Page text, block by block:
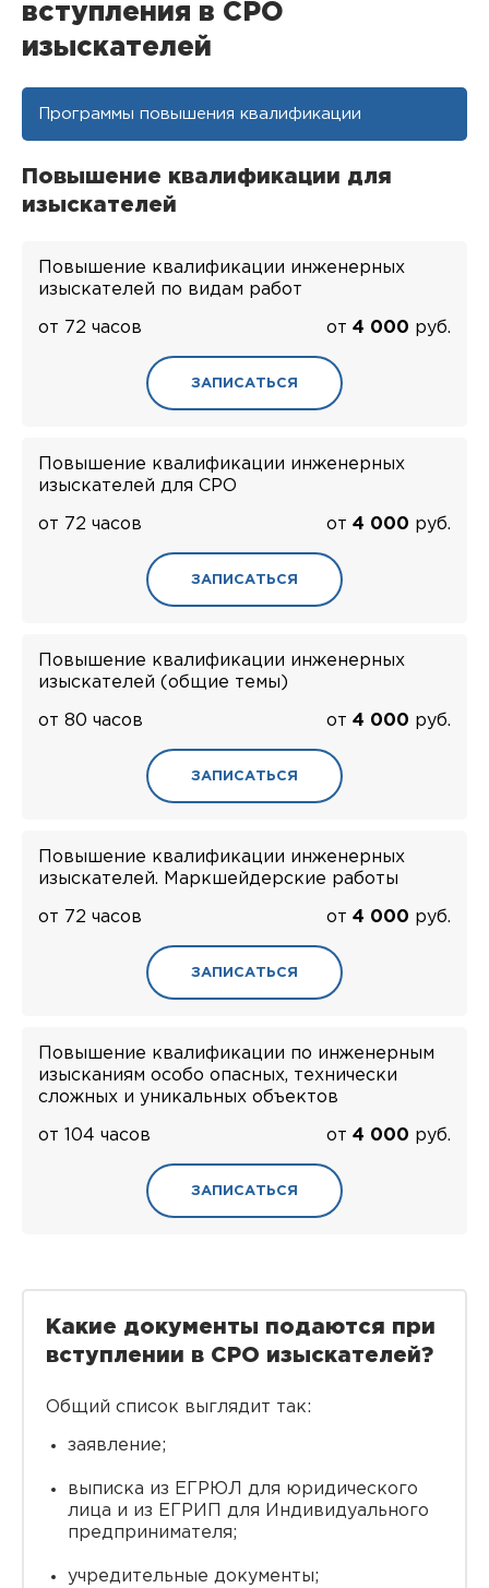
вступления в СРО
изыскателей
Программы повышения квалификации
Повышение квалификации для
изыскателей
Повышение квалификации инженерных
изыскателей по видам работ
от 72 часов от 4 000 руб.
ЗАПИСАТЬСЯ
Повышение квалификации инженерных
изыскателей для СРО
от 72 часов от 4 000 руб.
ЗАПИСАТЬСЯ
Повышение квалификации инженерных
изыскателей (общие темы)
от 80 часов от 4 000 руб.
ЗАПИСАТЬСЯ
Повышение квалификации инженерных
изыскателей. Маркшейдерские работы
от 72 часов от 4 000 руб.
ЗАПИСАТЬСЯ
Повышение квалификации по инженерным
изысканиям особо опасных, технически
сложных и уникальных объектов
от 104 часов от 4 000 руб.
ЗАПИСАТЬСЯ
Какие документы подаются при
вступлении в СРО изыскателей?
Общий список выглядит так:
заявление;
выписка из ЕГРЮЛ для юридического
лица и из ЕГРИП для Индивидуального
предпринимателя;
учредительные документы;